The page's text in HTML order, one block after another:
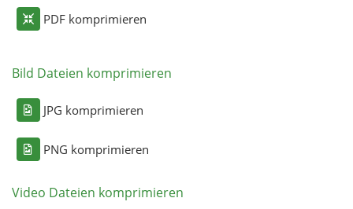
PDF komprimieren
Bild Dateien komprimieren
JPG komprimieren
PNG komprimieren
Video Dateien komprimieren